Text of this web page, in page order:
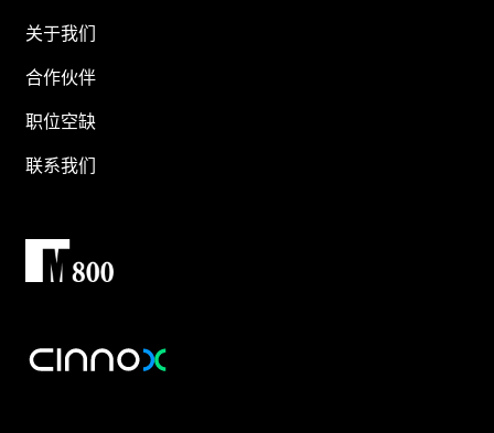
关于我们
合作伙伴
职位空缺
联系我们